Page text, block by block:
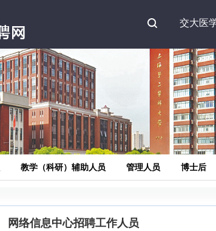
交大医
Search
教学（科研）辅助人员 管理人员 博士后
网络信息中心招聘工作人员